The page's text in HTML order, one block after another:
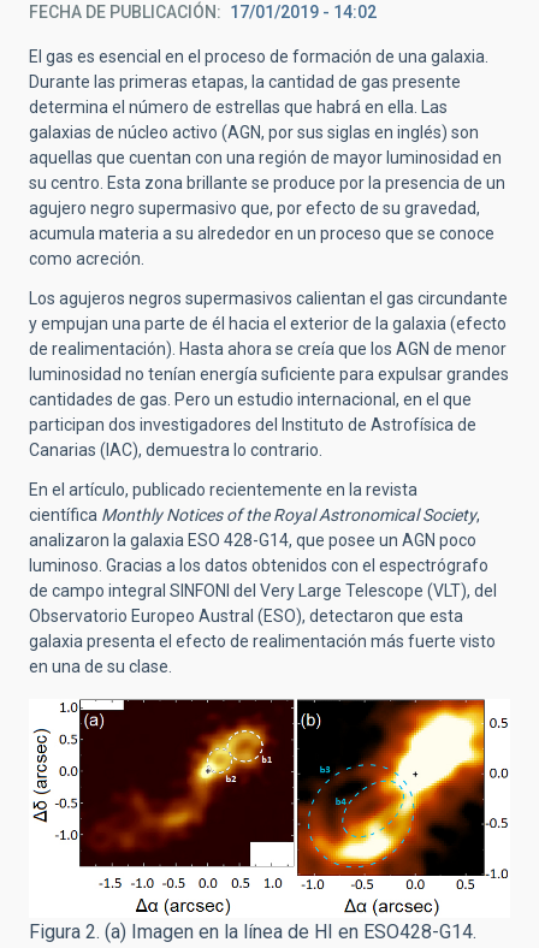
FECHA DE PUBLICACIÓN 17/01/2019 - 14:02
El gas es esencial en el proceso de formación de una galaxia.
Durante las primeras etapas, la cantidad de gas presente
determina el número de estrellas que habrá en ella. Las
galaxias de núcleo activo (AGN, por sus siglas en inglés) son
aquellas que cuentan con una región de mayor luminosidad en
su centro. Esta zona brillante se produce por la presencia de un
agujero negro supermasivo que, por efecto de su gravedad,
acumula materia a su alrededor en un proceso que se conoce
como acreción.
Los agujeros negros supermasivos calientan el gas circundante
y empujan una parte de él hacia el exterior de la galaxia (efecto
de realimentación). Hasta ahora se creía que los AGN de menor
luminosidad no tenían energía suficiente para expulsar grandes
cantidades de gas. Pero un estudio internacional, en el que
participan dos investigadores del Instituto de Astrofísica de
Canarias (IAC), demuestra lo contrario.
En el artículo, publicado recientemente en la revista
científica Monthly Notices of the Royal Astronomical Society,
analizaron la galaxia ESO 428-G14, que posee un AGN poco
luminoso. Gracias a los datos obtenidos con el espectrógrafo
de campo integral SINFONI del Very Large Telescope (VLT), del
Observatorio Europeo Austral (ESO), detectaron que esta
galaxia presenta el efecto de realimentación más fuerte visto
en una de su clase.
Figura 2. (a) Imagen en la línea de HI en ESO428-G14.